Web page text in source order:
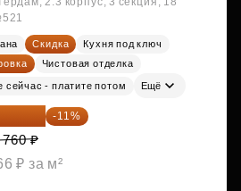
Скидка
Кухня под ключ
Чистовая отделка
сейчас - платите потом Ещё
716 ₽ -11%
760 ₽
₽ за м²